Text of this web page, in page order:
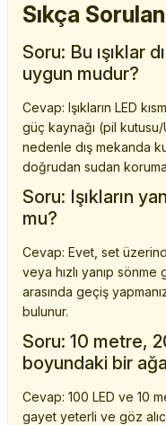
Sıkça
Soru: Bu ışıklar
uygun mudur?
Cevap: Işıkların LED
güç kaynağı (pil
nedenle dış mekanda
doğrudan sudan
Soru: Işıkların
mu?
Cevap: Evet, set
veya hızlı yanıp sönme
arasında geçiş
bulunur.
Soru: 10 metre,
boyundaki bir
Cevap: 100 LED ve 10
gayet yeterli ve göz